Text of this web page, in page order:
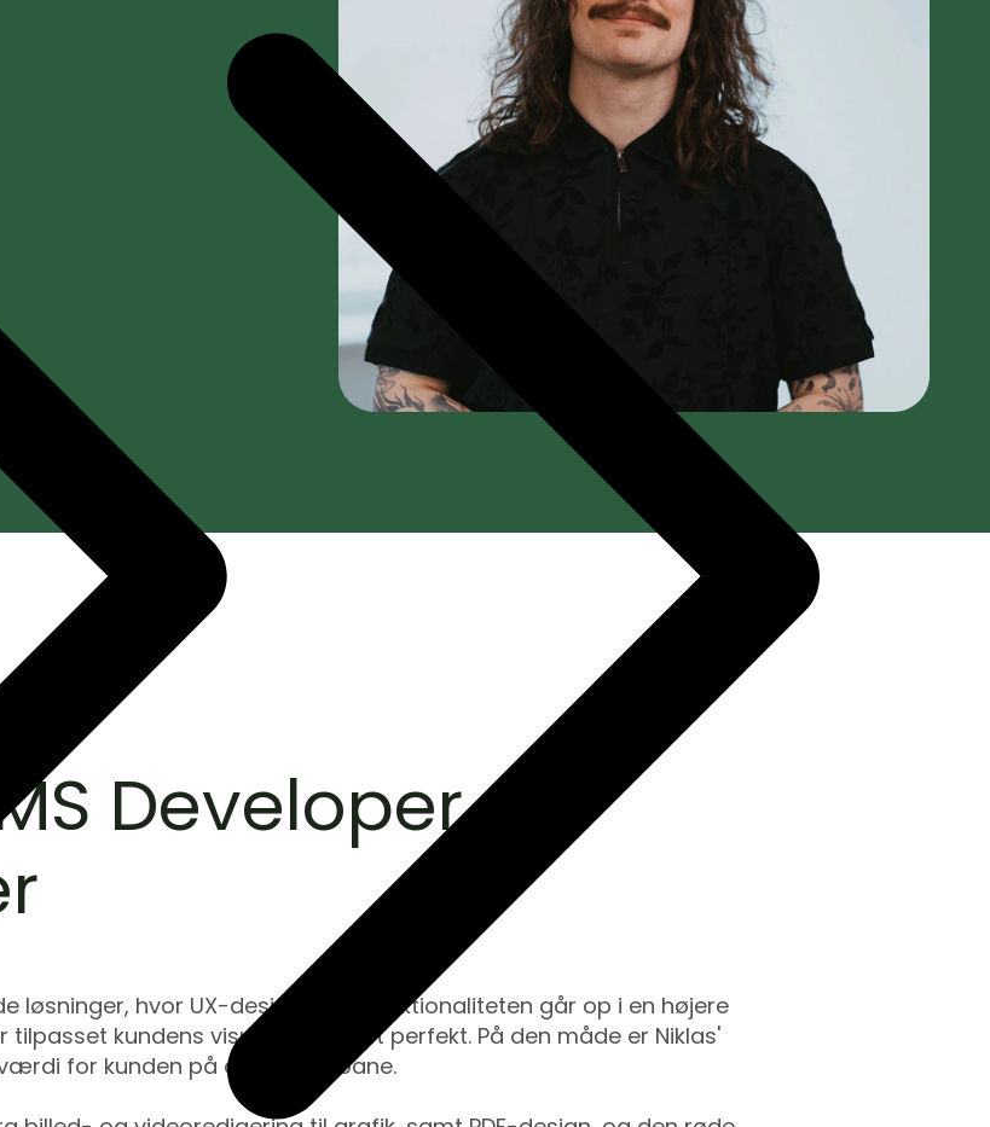
Developer
løsninger, hvor UX-designet og funktionaliteten går op i en højere
kundens visuelle identitet perfekt. På den måde er Niklas'
for kunden på den lange bane.